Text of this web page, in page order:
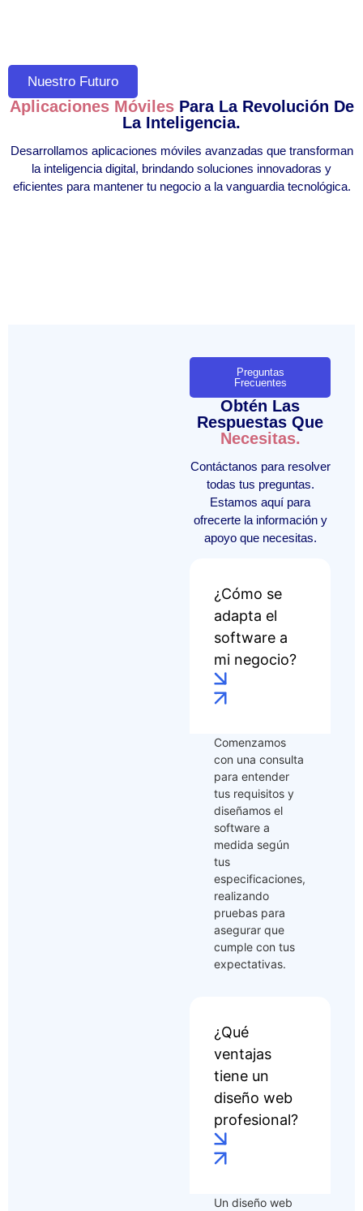
Nuestro Futuro
Aplicaciones MóvilesPara La Revolución De
La Inteligencia.
Desarrollamos aplicaciones móviles avanzadas que transforman
la inteligencia digital, brindando soluciones innovadoras y
eficientes para mantener tu negocio a la vanguardia tecnológica.
Preguntas
Frecuentes
Obtén Las
Respuestas Que
Necesitas.
Contáctanos para resolver
todas tus preguntas.
Estamos aquí para
ofrecerte la información y
apoyo que necesitas.
¿Cómo se
adapta el
software a
mi negocio?
Comenzamos
con una consulta
para entender
tus requisitos y
diseñamos el
software a
medida según
tus
especificaciones,
realizando
pruebas para
asegurar que
cumple con tus
expectativas.
¿Qué
ventajas
tiene un
diseño web
profesional?
Un diseño web